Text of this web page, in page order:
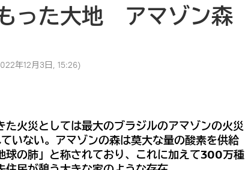
った大地 アマゾン森
年12月3日, 15:26)
た火災としては最大のブラジルのアマゾンの火災
いない。アマゾンの森は莫大な量の酸素を供給
球の肺」と称されており、これに加えて300万種